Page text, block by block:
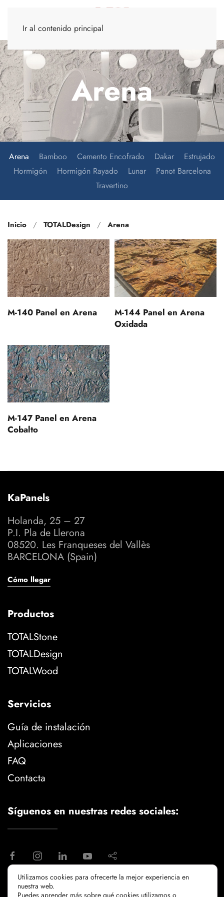
Ir al contenido principal
Arena
Arena Bamboo Cemento Encofrado Dakar
Estrujado
Hormigón
Hormigón Rayado Lunar
Panot Barcelona
Travertino
Inicio TOTALDesign Arena
M-140 Panel en Arena
M-144 Panel en Arena
Oxidada
M-147 Panel en Arena
Cobalto
KaPanels
Holanda, 25 – 27
P.I. Pla de Llerona
08520. Les Franqueses del Vallès
BARCELONA (Spain)
Cómo llegar
Productos
TOTALStone
TOTALDesign
TOTALWood
Servicios
Guía de instalación
Aplicaciones
FAQ
Contacta
Síguenos en nuestras redes sociales:
aviso legal politica de privacidad
Utilizamos cookies para ofrecerte la mejor experiencia en
nuestra web.
Puedes aprender más sobre qué cookies utilizamos o